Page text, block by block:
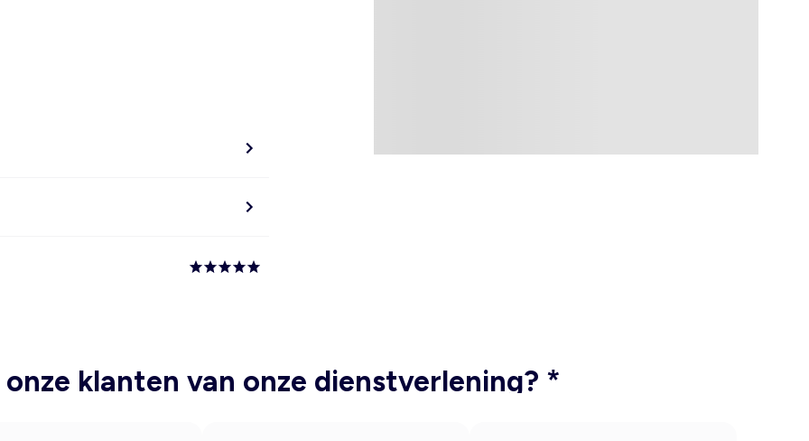
klanten van onze dienstverlening? *